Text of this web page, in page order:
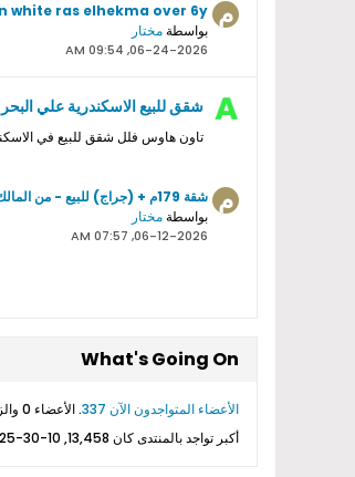
white ras elhekma over 6y
بواسطةمختار
06-24-2026, 09:54 AM
شقق للبيع الاسكندرية علي
تاون هاوس فلل شقق للبيع في
شقة 179م + (جراج) للبيع - من المالك مباشرة - بقطعة (٢٤) بمروج سموحة
بواسطةمختار
06-12-2026, 07:57 AM
What's Going On
الأعضاء المتواجدون الآن 337
. الأعضاء 0 والزوار 337.
أكبر تواجد بالمنتدى كان 13,458, 10-30-2025 الساعة